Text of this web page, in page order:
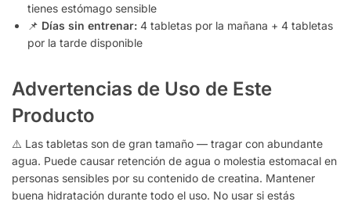
tienes estómago sensible
📌 Días sin entrenar: 4 tabletas por la mañana + 4 tabletas
por la tarde disponible
Advertencias de Uso de Este
Producto
⚠️ Las tabletas son de gran tamaño — tragar con abundante
agua. Puede causar retención de agua o molestia estomacal en
personas sensibles por su contenido de creatina. Mantener
buena hidratación durante todo el uso. No usar si estás